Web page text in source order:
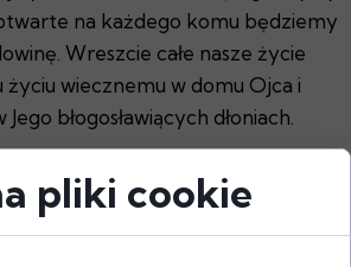
na każdego komu będziemy
Wreszcie całe nasze życie
życiu wiecznemu w domu Ojca i
błogosławiących dłoniach.
Motto
pliki cookie